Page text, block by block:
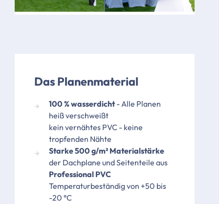
Das Planenmaterial
100 % wasserdicht- Alle Planen
heiß verschweißt
kein vernähtes PVC - keine
tropfenden Nähte
Starke 500 g/m² Materialstärke
der Dachplane und Seitenteile aus
Professional PVC
Temperaturbeständig von +50 bis
-20 °C